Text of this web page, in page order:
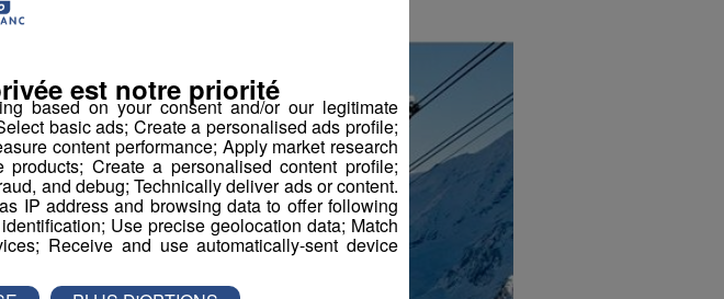
based on your consent and/or our legitimate
basic ads; Create a personalised ads profile;
content performance; Apply market research
Create a personalised content profile;
and debug; Technically deliver ads or content.
IP address and browsing data to offer following
Use precise geolocation data; Match
Receive and use automatically-sent device
est notre priorité